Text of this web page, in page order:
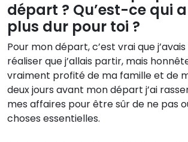
départ ? Qu’est-ce qui
plus dur pour toi ?
Pour mon départ, c’est vrai que
réaliser que j’allais partir, mais
vraiment profité de ma famille et de
deux jours avant mon départ j’ai
mes affaires pour être sûr de ne pas
choses essentielles.